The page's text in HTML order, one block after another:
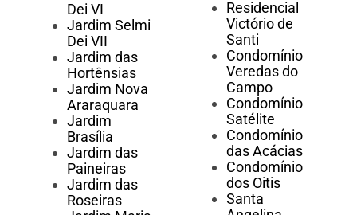
Dei VI
Jardim Selmi
Dei VII
Jardim das
Hortênsias
Jardim Nova
Araraquara
Jardim
Brasília
Jardim das
Paineiras
Jardim das
Roseiras
Residencial
Victório de
Santi
Condomínio
Veredas do
Campo
Condomínio
Satélite
Condomínio
das Acácias
Condomínio
dos Oitis
Santa